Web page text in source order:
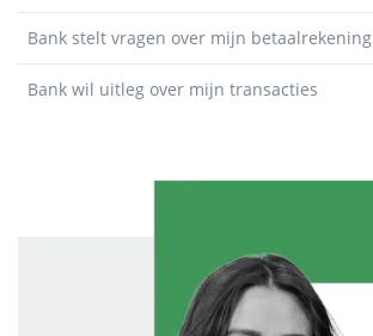
Bank stelt vragen over mijn betaalrekening
Bank wil uitleg over mijn transacties